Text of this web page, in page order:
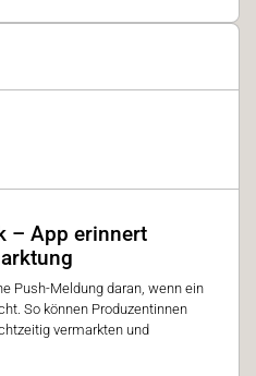
– App erinnert
Push-Meldung daran, wenn ein
So können Produzentinnen
vermarkten und